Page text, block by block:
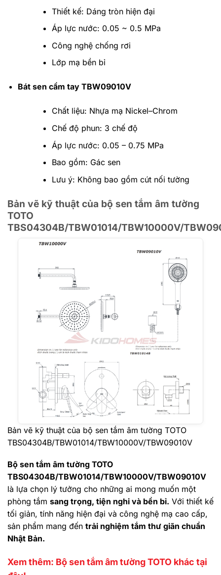
Thiết kế: Dáng tròn hiện đại
Áp lực nước: 0.05 ~ 0.5 MPa
Công nghệ chống rơi
Lớp mạ bền bỉ
Bát sen cầm tay TBW09010V
Chất liệu: Nhựa mạ Nickel–Chrom
Chế độ phun: 3 chế độ
Áp lực nước: 0.05 – 0.75 MPa
Bao gồm: Gác sen
Lưu ý: Không bao gồm cút nối tường
Bản vẽ kỹ thuật của bộ sen tắm âm tường
TOTO
TBS04304B/TBW01014/TBW10000V/
Bản vẽ kỹ thuật của bộ sen tắm âm tường TOTO
TBS04304B/TBW01014/TBW10000V/TBW09010V
Bộ sen tắm âm tường TOTO
TBS04304B/TBW01014/TBW10000V/TBW09010V
là lựa chọn lý tưởng cho những ai mong muốn một
phòng tắm sang trọng, tiện nghi và bền bỉ. Với thiết kế
tối giản, tính năng hiện đại và công nghệ mạ cao cấp,
sản phẩm mang đến trải nghiệm tắm thư giãn chuẩn
Nhật Bản.
Xem thêm: Bộ sen tắm âm tường TOTO khác tại